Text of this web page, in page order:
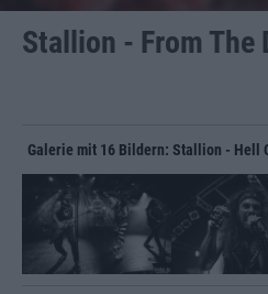
Stallion - From The
Galerie mit 16 Bildern: Stallion - Hell